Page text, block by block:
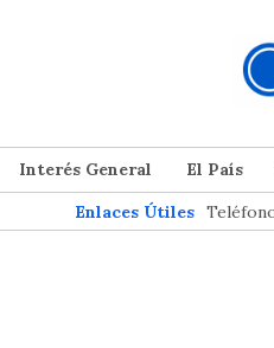
Interés General El País
Enlaces Útiles